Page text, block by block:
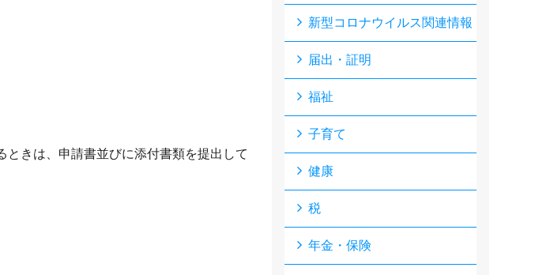
ときは、申請書並びに添付書類を提出して
新型コロナウイルス関連情報
届出・証明
福祉
子育て
健康
税
年金・保険